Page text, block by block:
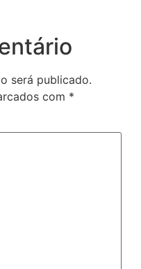
será publicado.
com *